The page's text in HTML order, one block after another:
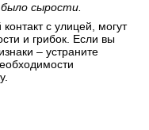
сырости.
с улицей, могут
и грибок. Если вы
– устраните